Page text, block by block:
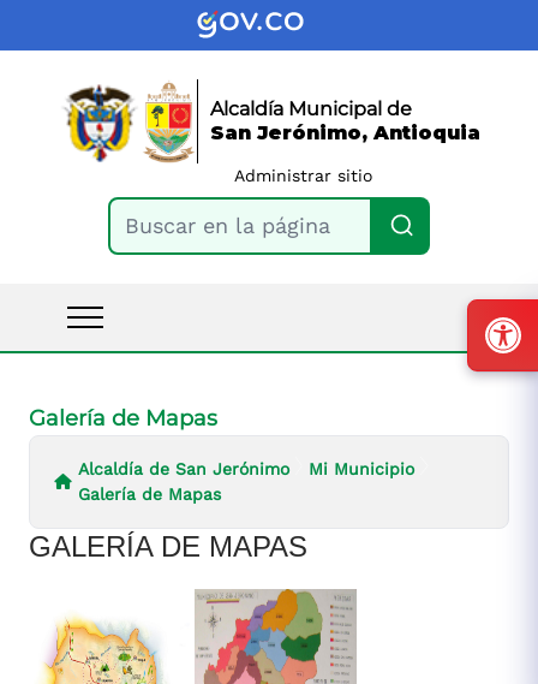
Alcaldía Municipal de
San Jerónimo, Antioquia
Administrar sitio
Buscar en la página
Galería de Mapas
Alcaldía de San Jerónimo
Mi Municipio
Galería de Mapas
​GALERÍ​A DE MAPAS